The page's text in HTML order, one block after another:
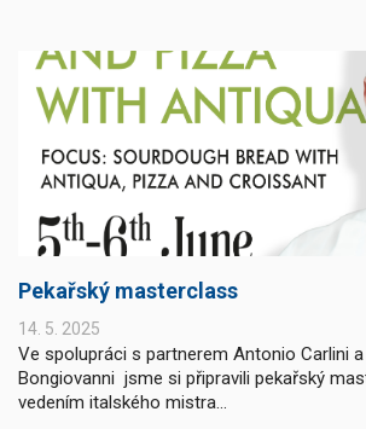
Pekařský masterclass
14. 5. 2025
Ve spolupráci s partnerem Antonio Carlini
Bongiovanni jsme si připravili pekařský
vedením italského mistra...